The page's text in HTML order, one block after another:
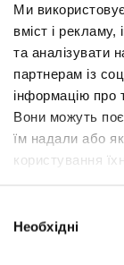
Ми
вміст і рекламу,
та аналізувати
партнерам із
інформацію про
Вони можуть
їм надали або
користування
згодиНеобхідні
Понеділок
Вівторок
Середа
П'ятниця
Субота
Niedziela handlowa
Więcej informacji